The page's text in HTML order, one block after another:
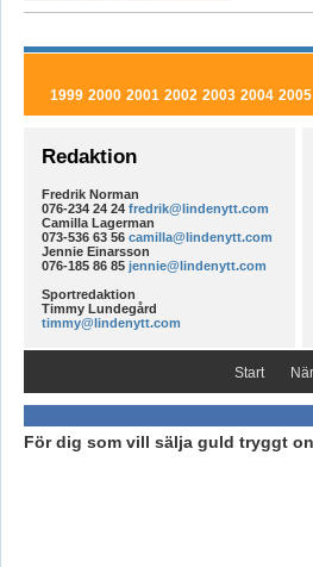
1999 2000 2001 2002 2003 2004 2005
Redaktion
Fredrik Norman
076-234 24 24 fredrik@lindenytt.com
Camilla Lagerman
073-536 63 56 camilla@lindenytt.com
Jennie Einarsson
076-185 86 85 jennie@lindenytt.com
Sportredaktion
Timmy Lundegård
timmy@lindenytt.com
Start
För dig som vill sälja guld tryggt